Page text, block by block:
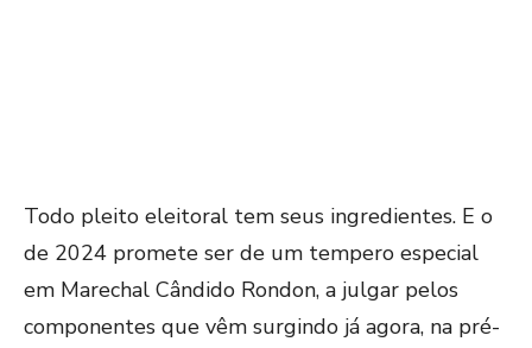
Todo pleito eleitoral tem seus ingredientes. E o
de 2024 promete ser de um tempero especial
em Marechal Cândido Rondon, a julgar pelos
componentes que vêm surgindo já agora, na pré-